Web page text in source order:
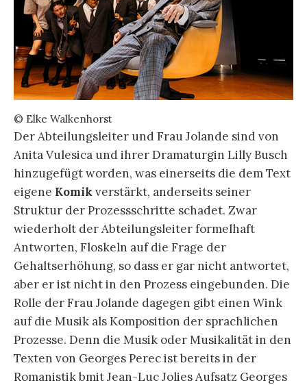
© Elke Walkenhorst
Der Abteilungsleiter und Frau Jolande sind von
Anita Vulesica und ihrer Dramaturgin Lilly Busch
hinzugefügt worden, was einerseits die dem Text
eigene Komikverstärkt, anderseits seiner
Struktur der Prozessschritte schadet. Zwar
wiederholt der Abteilungsleiter formelhaft
Antworten, Floskeln auf die Frage der
Gehaltserhöhung, so dass er gar nicht antwortet,
aber er ist nicht in den Prozess eingebunden. Die
Rolle der Frau Jolande dagegen gibt einen Wink
auf die Musik als Komposition der sprachlichen
Prozesse. Denn die Musik oder Musikalität in den
Texten von Georges Perec ist bereits in der
Romanistik bmit Jean-Luc Jolies Aufsatz Georges